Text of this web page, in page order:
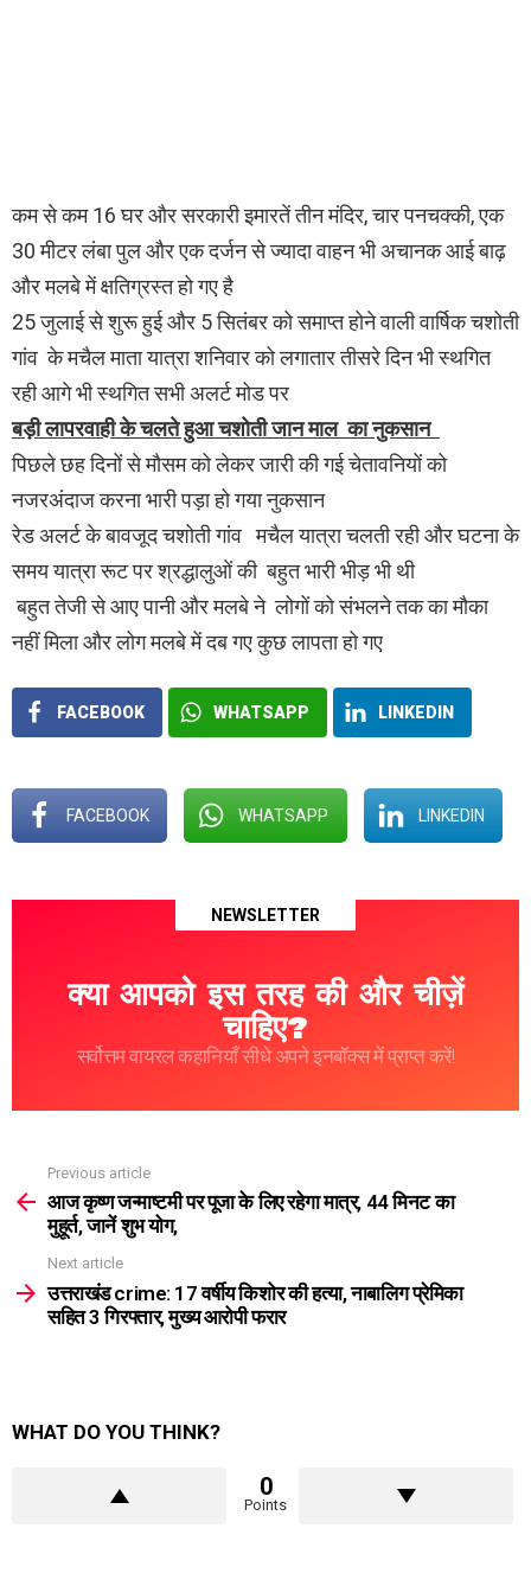
कम से कम 16 घर और सरकारी इमारतें तीन मंदिर, चार पनचक्की, एक
30 मीटर लंबा पुल और एक दर्जन से ज्यादा वाहन भी अचानक आई बाढ़
और मलबे में क्षतिग्रस्त हो गए है
25 जुलाई से शुरू हुई और 5 सितंबर को समाप्त होने वाली वार्षिक चशोती
गांव के मचैल माता यात्रा शनिवार को लगातार तीसरे दिन भी स्थगित
रही आगे भी स्थगित सभी अलर्ट मोड पर
बड़ी लापरवाही के चलते हुआ चशोती जान माल का नुकसान
पिछले छह दिनों से मौसम को लेकर जारी की गई चेतावनियों को
नजरअंदाज करना भारी पड़ा हो गया नुकसान
रेड अलर्ट के बावजूद चशोती गांव मचैल यात्रा चलती रही और घटना के
समय यात्रा रूट पर श्रद्धालुओं की बहुत भारी भीड़ भी थी
बहुत तेजी से आए पानी और मलबे ने लोगों को संभलने तक का मौका
नहीं मिला और लोग मलबे में दब गए कुछ लापता हो गए
FACEBOOK WHATSAPP LINKEDIN
FACEBOOK WHATSAPP LINKEDIN
NEWSLETTER
क्या आपको इस तरह की और चीज़ें
चाहिए?
सर्वोत्तम वायरल कहानियाँ सीधे अपने इनबॉक्स में प्राप्त करें!
more
Previous article
आज कृष्ण जन्माष्टमी पर पूजा के लिए रहेगा मात्र, 44 मिनट का
मुहूर्त, जानें शुभ योग,
Next article
उत्तराखंड crime: 17 वर्षीय किशोर की हत्या, नाबालिग प्रेमिका
सहित 3 गिरफ्तार, मुख्य आरोपी फरार
WHAT DO YOU THINK?
0
Points